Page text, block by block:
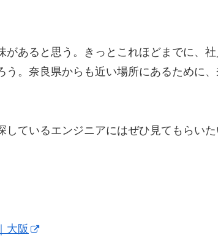
があると思う。きっとこれほどまでに、
う。奈良県からも近い場所にあるために
しているエンジニアにはぜひ見てもらい
大阪